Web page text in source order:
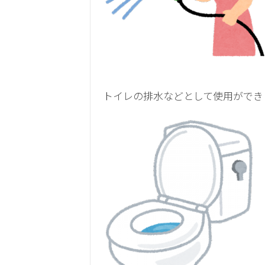
トイレの排水などとして使用がで